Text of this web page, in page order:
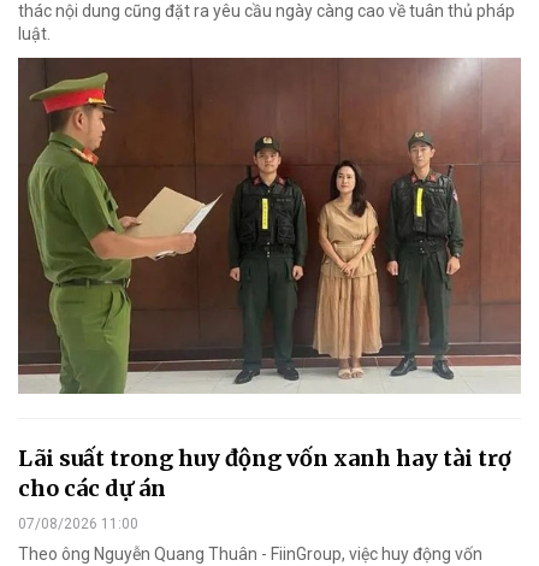
thác nội dung cũng đặt ra yêu cầu ngày càng cao về tuân thủ pháp
luật.
Lãi suất trong huy động vốn xanh hay tài trợ
cho các dự án
07/08/2026 11:00
Theo ông Nguyễn Quang Thuân - FiinGroup, việc huy động vốn